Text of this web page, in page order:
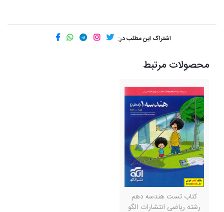
اشتراک این مطلب در:
محصولات مرتبط
کتاب تست هندسه دهم
رشته ریاضی انتشارات الگو